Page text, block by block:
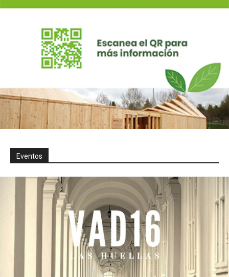
Eventos